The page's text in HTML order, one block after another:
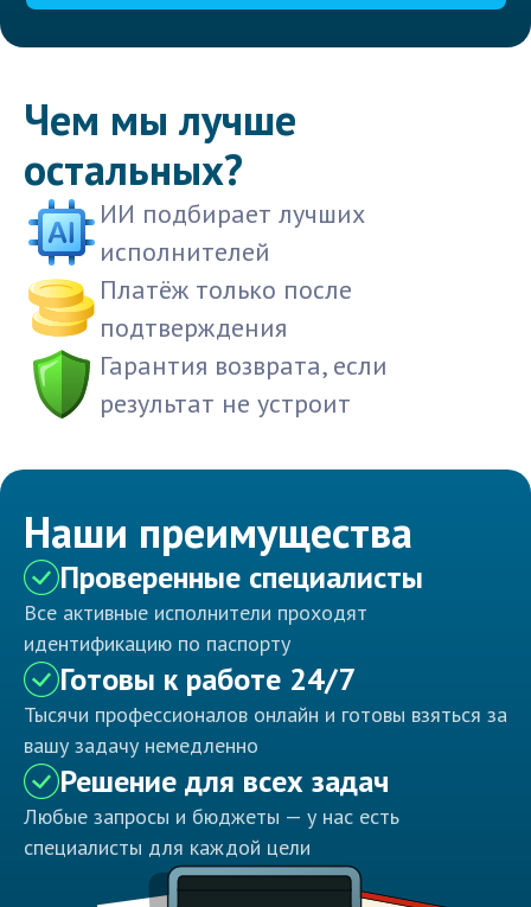
Чем мы лучше
остальных?
ИИ подбирает лучших
исполнителей
Платёж только после
подтверждения
Гарантия возврата, если
результат не устроит
Наши преимущества
Проверенные специалисты
Все активные исполнители проходят
идентификацию по паспорту
Готовы к работе 24/7
Тысячи профессионалов онлайн и готовы взяться за
вашу задачу немедленно
Решение для всех задач
Любые запросы и бюджеты — у нас есть
специалисты для каждой цели